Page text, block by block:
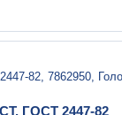
ГОСТ 2447-82